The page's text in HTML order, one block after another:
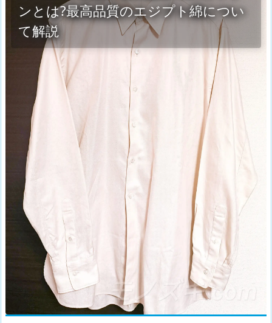
ンとは?最高品質のエジプト綿につい
て解説